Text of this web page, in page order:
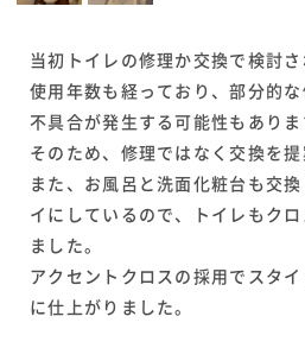
当初トイレの修理か交換で検討さ
使用年数も経っており、部分的
不具合が発生する可能性もありま
そのため、修理ではなく交換を提
また、お風呂と洗面化粧台も交
イにしているので、トイレもク
ました。
アクセントクロスの採用でスタ
に仕上がりました。